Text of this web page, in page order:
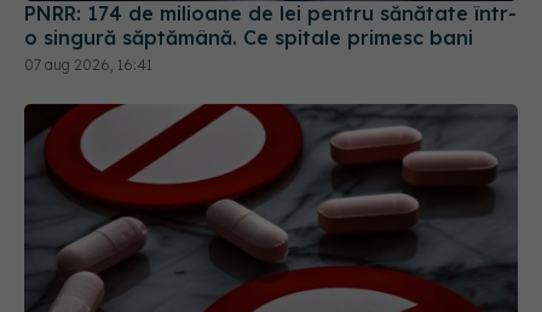
PNRR: 174 de milioane de lei pentru sănătate într-
o singură săptămână. Ce spitale primesc bani
07 aug 2026, 16:41